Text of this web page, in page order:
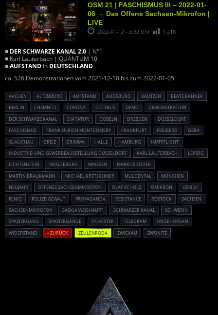
OSM 21 | FASCHISMUS III – 2022-01-
06 → Das Offene Sachsen-Mikrofon |
LIVE
2022-01-12 - 3:32 Uhr 1.218
■ DER SCHWARZE KANAL 2.0 | N°1
■ Karl Lauterbach | QUANTUM 10
■AUFSTAND in DEUTSCHLAND
ca. 526 Demonstrationen vom 2021-12-10 bis zum 2022-01-05
AACHEN ALTENBURG AUFSTAND AUGSBURG BAUTZEN
BEATE BAHNER
BERLIN
CHEMNITZ CORONA COTTBUS DEMO
DEMONSTRATION
DER SCHWARZE KANAL
DIKTATUR DÖBELN DRESDEN
DÜSSELDORF
FASCHISMUS
FRANK ULRICH MONTGOMERY FRANKFURT FREIBERG
GERA
GLAUCHAU
GREIZ GRIMMA HALLE HAMBURG
IMPFPFLICHT
INDUSTRIE- UND GEWERBEAUSSTELLUNG DÜSSELDORF
KARL LAUTERBACH
LEIPZIG
LICHTENSTEIN
MAGDEBURG MAISSEN
MARKUS SÖDER
MARTIN BRAUKMANN
MICHAEL KRETSCHMER MULDENTAL
MÜNCHEN
NEUJAHR
OFFENES SACHSENMIKROFON OLAF SCHOLZ OMIKRON
OSM 21
PENIG
POLIZEIGEWALT PROPAGANDA RESISTANCE ROSTOCK
SACHSEN
SACHSENMIKROFON
SASKIA WEISHAUPT SCHWARZER KANAL
SCHWERIN
SPAZIERGANG
SPAZIERGÄNGE SYLVESTER TELEGRAM
UNGEHORSAM
WIDERSTAND
« ZURÜCK ZEULENRODA ZWICKAU ZWÖNITZ